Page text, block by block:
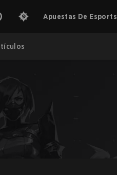
Apuestas De Esports